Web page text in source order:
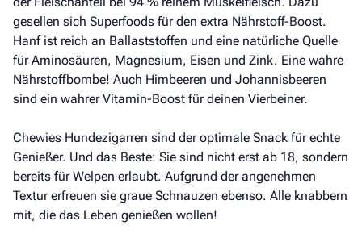
gesellen sich Superfoods für den extra Nährstoff-Boost.
Hanf ist reich an Ballaststoffen und eine natürliche Quelle
für Aminosäuren, Magnesium, Eisen und Zink. Eine wahre
Nährstoffbombe! Auch Himbeeren und Johannisbeeren
sind ein wahrer Vitamin-Boost für deinen Vierbeiner.
Chewies Hundezigarren sind der optimale Snack für echte
Genießer. Und das Beste: Sie sind nicht erst ab 18, sondern
bereits für Welpen erlaubt. Aufgrund der angenehmen
Textur erfreuen sie graue Schnauzen ebenso. Alle knabbern
mit, die das Leben genießen wollen!